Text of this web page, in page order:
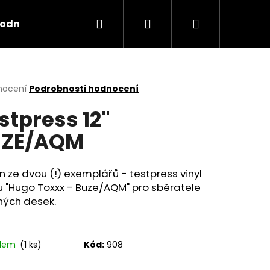
podmínky Hledat PřihlášeníNákupní
Podrobnosti hodnocení
12"
AQM
ze dvou (!) exemplářů - testpress vinyl
"Hugo Toxxx - Buze/AQM" pro sběratele
desek.
(1 ks) Kód: 908
TRASHRAP